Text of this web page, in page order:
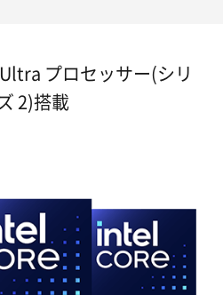
プロセッサー(シリ
2)搭載